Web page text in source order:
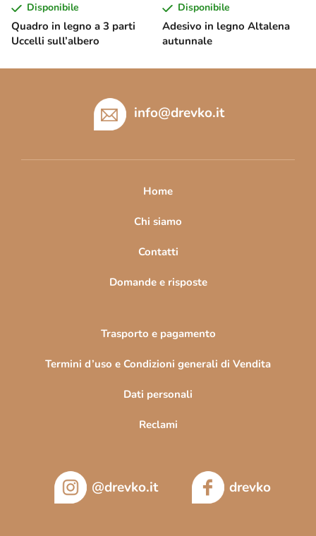
Quadro in legno a 3 parti
Uccelli sull’albero
Disponibile
Adesivo in legno Altalena
autunnale
Disponibile
info@drevko.it
Home
Chi siamo
Contatti
Domande e risposte
Trasporto e pagamento
Termini d’uso e Condizioni generali di Vendita
Dati personali
Reclami
@drevko.it drevko